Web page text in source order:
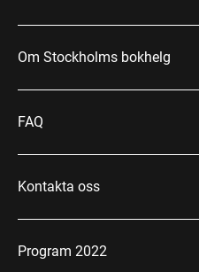
Om Stockholms bokhelg
FAQ
Kontakta oss
Program 2022